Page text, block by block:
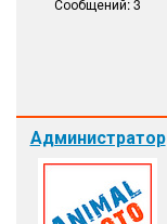
Сообщений: 3
Администратор